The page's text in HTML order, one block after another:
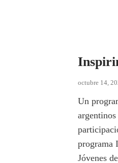
octubre 14,
Un
programa
Jóvenes